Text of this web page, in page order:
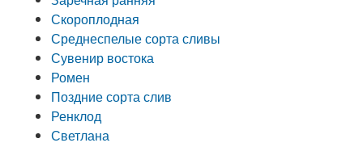
Скороплодная
Среднеспелые сорта сливы
Сувенир востока
Ромен
Поздние сорта слив
Ренклод
Светлана